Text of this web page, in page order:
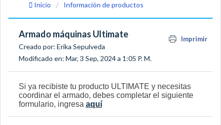
Inicio Información de productos
Armado máquinas Ultimate Imprimir
Creado por: Erika Sepulveda
Modificado en: Mar, 3 Sep, 2024 a 1:05 P. M.
Si ya recibiste tu producto ULTIMATE y necesitas
coordinar el armado, debes completar el siguiente
formulario, ingresa aquí